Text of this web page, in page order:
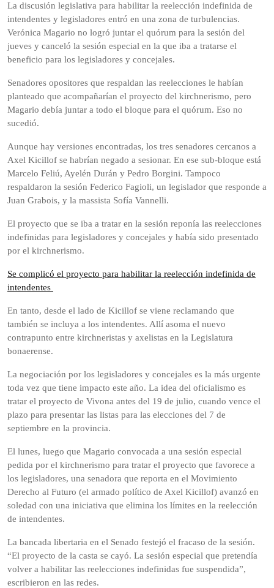
La discusión legislativa para habilitar la reelección indefinida de
intendentes y legisladores entró en una zona de turbulencias.
Verónica Magario no logró juntar el quórum para la sesión del
jueves y canceló la sesión especial en la que iba a tratarse el
beneficio para los legisladores y concejales.
Senadores opositores que respaldan las reelecciones le habían
planteado que acompañarían el proyecto del kirchnerismo, pero
Magario debía juntar a todo el bloque para el quórum. Eso no
sucedió.
Aunque hay versiones encontradas, los tres senadores cercanos a
Axel Kicillof se habrían negado a sesionar. En ese sub-bloque está
Marcelo Feliú, Ayelén Durán y Pedro Borgini. Tampoco
respaldaron la sesión Federico Fagioli, un legislador que responde a
Juan Grabois, y la massista Sofía Vannelli.
El proyecto que se iba a tratar en la sesión reponía las reelecciones
indefinidas para legisladores y concejales y había sido presentado
por el kirchnerismo.
Se complicó el proyecto para habilitar la reelección indefinida de
intendentes
En tanto, desde el lado de Kicillof se viene reclamando que
también se incluya a los intendentes. Allí asoma el nuevo
contrapunto entre kirchneristas y axelistas en la Legislatura
bonaerense.
La negociación por los legisladores y concejales es la más urgente
toda vez que tiene impacto este año. La idea del oficialismo es
tratar el proyecto de Vivona antes del 19 de julio, cuando vence el
plazo para presentar las listas para las elecciones del 7 de
septiembre en la provincia.
El lunes, luego que Magario convocada a una sesión especial
pedida por el kirchnerismo para tratar el proyecto que favorece a
los legisladores, una senadora que reporta en el Movimiento
Derecho al Futuro (el armado político de Axel Kicillof) avanzó en
soledad con una iniciativa que elimina los límites en la reelección
de intendentes.
La bancada libertaria en el Senado festejó el fracaso de la sesión.
“El proyecto de la casta se cayó. La sesión especial que pretendía
volver a habilitar las reelecciones indefinidas fue suspendida”,
escribieron en las redes.